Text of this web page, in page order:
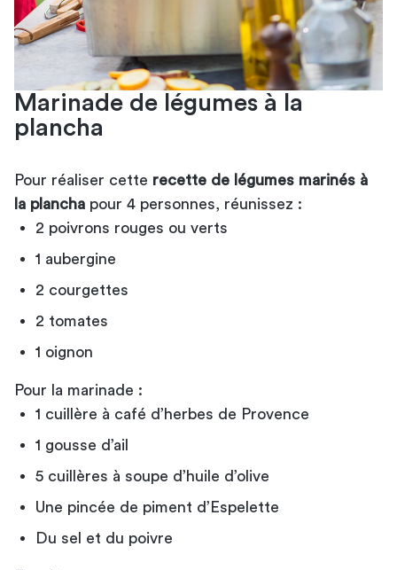
Marinade de légumes à la
plancha
Pour réaliser cette recette de légumes marinés à
la plancha pour 4 personnes, réunissez :
2 poivrons rouges ou verts
1 aubergine
2 courgettes
2 tomates
1 oignon
Pour la marinade :
1 cuillère à café d’herbes de Provence
1 gousse d’ail
5 cuillères à soupe d’huile d’olive
Une pincée de piment d’Espelette
Du sel et du poivre